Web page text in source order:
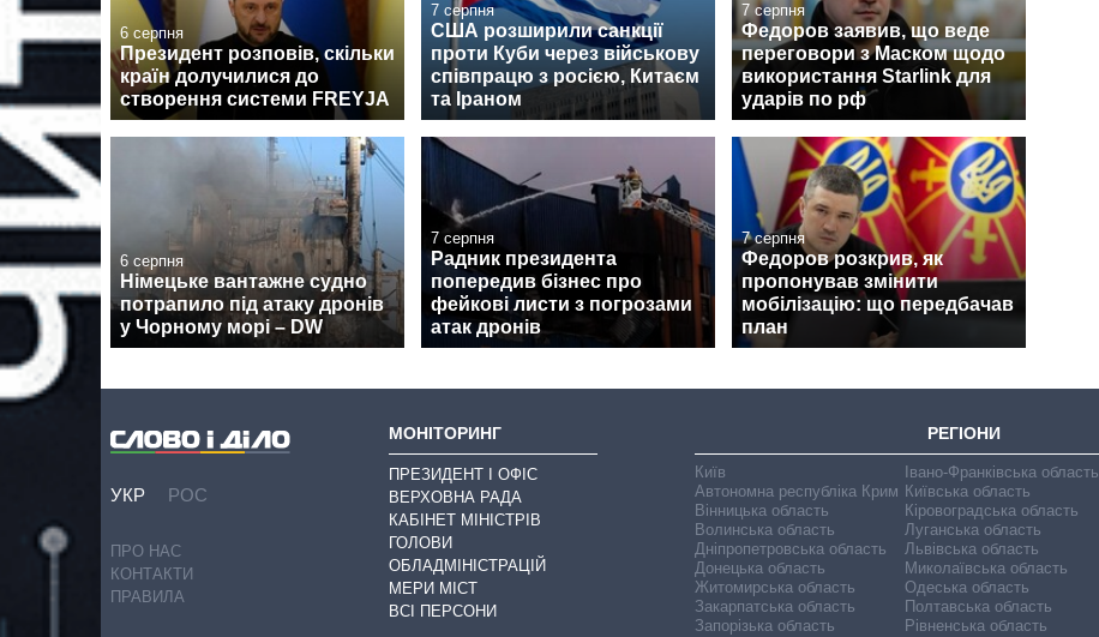
6 серпня
Президент розповів, скільки
країн долучилися до
створення системи FREYJA
7 серпня
США розширили санкції
проти Куби через військову
співпрацю з росією, Китаєм
та Іраном
7 серпня
Федоров заявив, що веде
переговори з Маском щодо
використання Starlink для
ударів по рф
6 серпня
Німецьке вантажне судно
потрапило під атаку дронів
у Чорному морі – DW
7 серпня
Радник президента
попередив бізнес про
фейкові листи з погрозами
атак дронів
7 серпня
Федоров розкрив, як
пропонував змінити
мобілізацію: що передбачав
план
УКР РОС
ПРО НАС
КОНТАКТИ
ПРАВИЛА
МОНІТОРИНГ
ПРЕЗИДЕНТ І ОФІС
ВЕРХОВНА РАДА
КАБІНЕТ МІНІСТРІВ
ГОЛОВИ
ОБЛАДМІНІСТРАЦІЙ
МЕРИ МІСТ
ВСІ ПЕРСОНИ
РЕГІОНИ
Київ
Автономна республіка Крим
Вінницька область
Волинська область
Дніпропетровська область
Донецька область
Житомирська область
Закарпатська область
Запорізька область
Івано-Франківська область
Київська область
Кіровоградська область
Луганська область
Львівська область
Миколаївська область
Одеська область
Полтавська область
Рівненська область